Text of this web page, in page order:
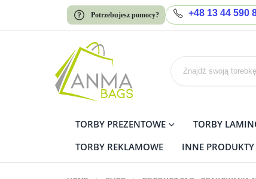
Potrzebujesz pomocy? +48 13 44 590
TORBY PREZENTOWE TORBY
TORBY REKLAMOWE
INNE PRODUKTY